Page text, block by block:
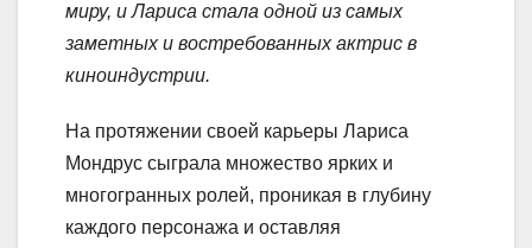
миру, и Лариса стала одной из самых
заметных и востребованных актрис в
киноиндустрии.
На протяжении своей карьеры Лариса
Мондрус сыграла множество ярких и
многогранных ролей, проникая в глубину
каждого персонажа и оставляя